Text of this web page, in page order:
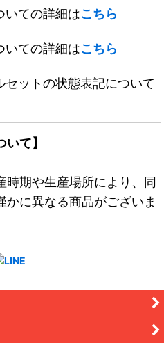
ての詳細はこちら
ての詳細はこちら
ットの状態表記について
て】
期や生産場所により、同
に異なる商品がございま